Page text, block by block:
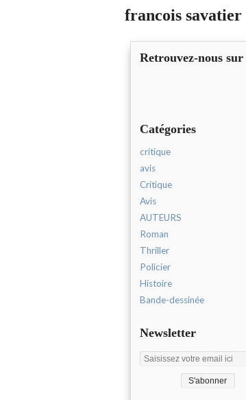
francois savatier
Retrouvez-nous sur
Catégories
critique
avis
Critique
Avis
AUTEURS
Roman
Thriller
Policier
Histoire
Bande-dessinée
Newsletter